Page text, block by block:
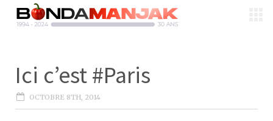
Ici c’est #Paris
OCTOBRE 8TH, 2014